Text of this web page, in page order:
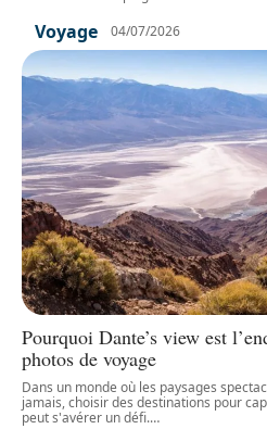
Voyage 04/07/2026
Pourquoi Dante’s view est
photos de voyage
Dans un monde où les paysages
jamais, choisir des destinations pour
peut s'avérer un défi.…